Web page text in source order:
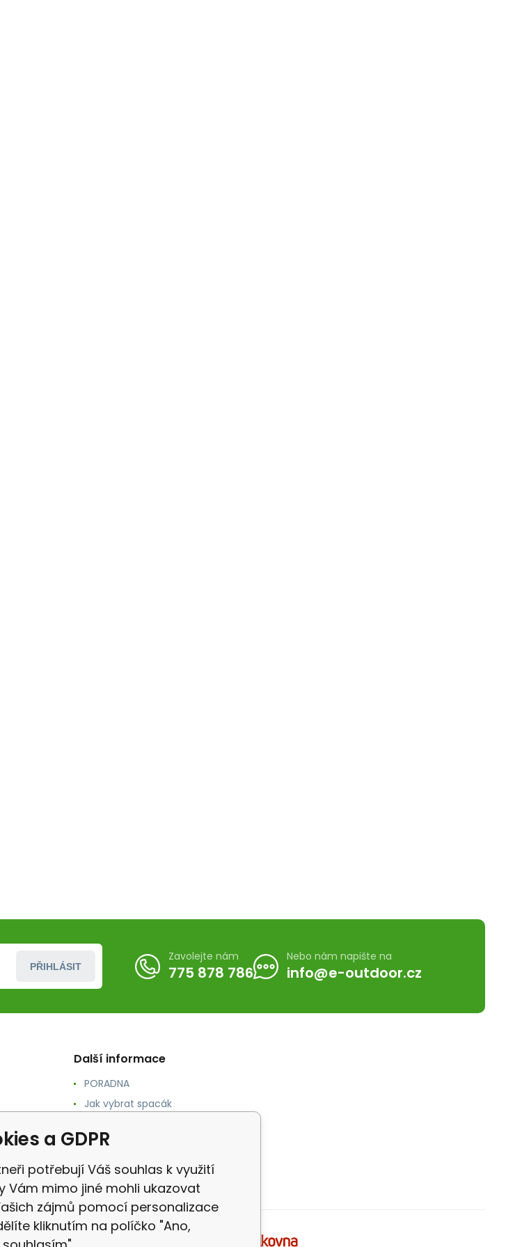
PŘIHLÁSIT
Zavolejte nám
775 878 786
Nebo nám napište na
info@e-outdoor.cz
Další informace
PORADNA
Jak vybrat spacák
Jak vybrat karimatku
Reklamace
a GDPR
potřebují Váš souhlas k využití
Vám mimo jiné mohli ukazovat
zájmů pomocí personalizace
kliknutím na políčko "Ano,